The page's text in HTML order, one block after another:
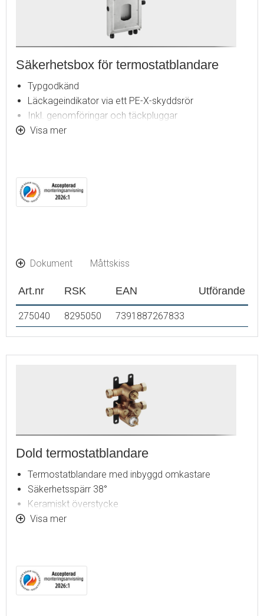
Säkerhetsbox för termostatblandare
Typgodkänd
Läckageindikator via ett PE-X-skyddsrör
Inkl. genomföringar och täckpluggar
Rostfritt stål
Visa mer
Dokument Måttskiss
Art.nr RSK EAN Utförande
275040 8295050 7391887267833
Dold termostatblandare
Termostatblandare med inbyggd omkastare
Säkerhetsspärr 38°
Keramiskt överstycke
Återströmningsskydd enligt EU-standard SS-EN 1717
Visa mer